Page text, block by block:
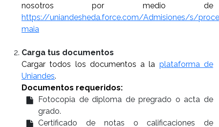
nosotros por medio de
https://uniandesheda.force.com/Admisiones/s/
maia
Carga tus documentos
Cargar todos los documentos a la plataforma de
Uniandes.
Documentos requeridos:
Fotocopia de diploma de pregrado o acta de
grado.
Certificado de notas o calificaciones de